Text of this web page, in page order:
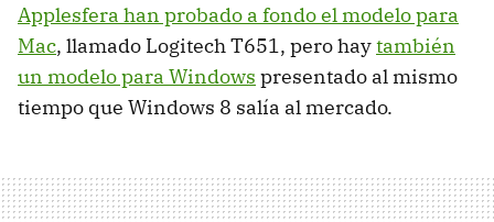
Applesfera han probado a fondo el modelo para
Mac, llamado Logitech T651, pero haytambién
un modelo para Windows presentado al mismo
tiempo que Windows 8 salía al mercado.